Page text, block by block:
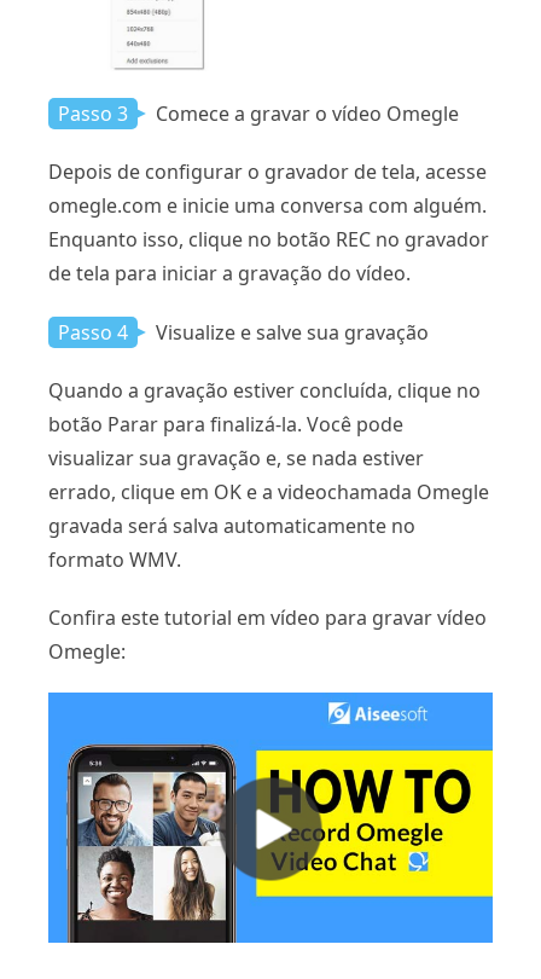
Passo 3 Comece a gravar o vídeo Omegle
Depois de configurar o gravador de tela, acesse
omegle.com e inicie uma conversa com alguém.
Enquanto isso, clique no botão REC no gravador
de tela para iniciar a gravação do vídeo.
Passo 4 Visualize e salve sua gravação
Quando a gravação estiver concluída, clique no
botão Parar para finalizá-la. Você pode
visualizar sua gravação e, se nada estiver
errado, clique em OK e a videochamada Omegle
gravada será salva automaticamente no
formato WMV.
Confira este tutorial em vídeo para gravar vídeo
Omegle: